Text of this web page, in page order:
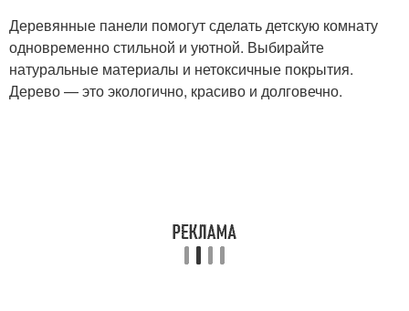
Деревянные панели помогут сделать детскую комнату
одновременно стильной и уютной. Выбирайте
натуральные материалы и нетоксичные покрытия.
Дерево — это экологично, красиво и долговечно.